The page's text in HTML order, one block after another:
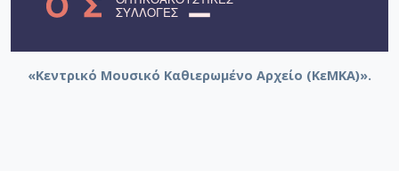
«Κεντρικό Μουσικό Καθιερωμένο Αρχείο (ΚεΜΚΑ)».